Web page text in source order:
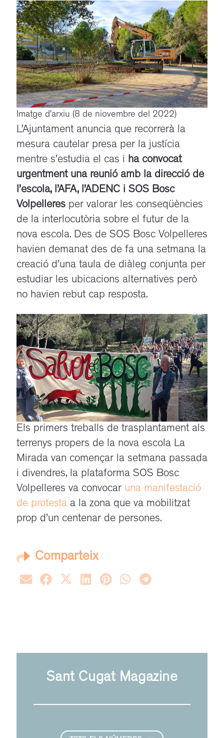
Imatge d’arxiu (8 de niovembre del 2022)
L’Ajuntament anuncia que recorrerà la
mesura cautelar presa per la justícia
mentre s’estudia el cas i ha convocat
urgentment una reunió amb la direcció de
l’escola, l’AFA, l’ADENC i SOS Bosc
Volpelleres per valorar les conseqüències
de la interlocutòria sobre el futur de la
nova escola. Des de SOS Bosc Volpelleres
havien demanat des de fa una setmana la
creació d’una taula de diàleg conjunta per
estudiar les ubicacions alternatives però
no havien rebut cap resposta.
Els primers treballs de trasplantament als
terrenys propers de la nova escola La
Mirada van començar la setmana passada
i divendres, la plataforma SOS Bosc
Volpelleres va convocar una manifestació
de protesta a la zona que va mobilitzat
prop d’un centenar de persones.
Comparteix
Sant Cugat Magazine